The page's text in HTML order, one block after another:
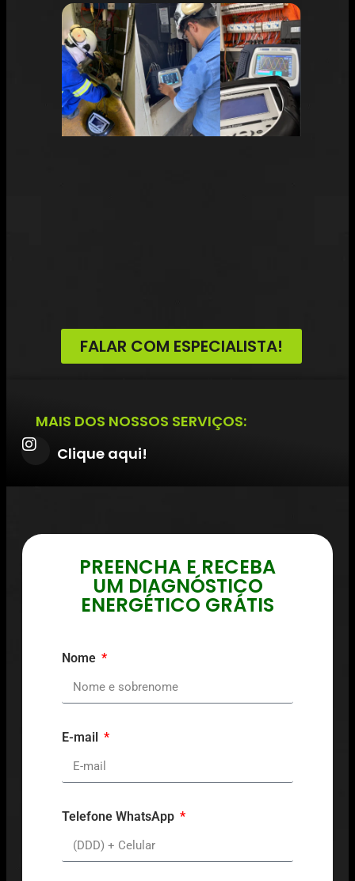
FALAR COM ESPECIALISTA!
MAIS DOS NOSSOS SERVIÇOS:
Clique aqui!
PREENCHA E RECEBA
UM DIAGNÓSTICO
ENERGÉTICO GRÁTIS
Nome
E-mail
Telefone WhatsApp